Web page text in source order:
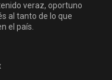
veraz, oportuno
al tanto de lo que
el país.